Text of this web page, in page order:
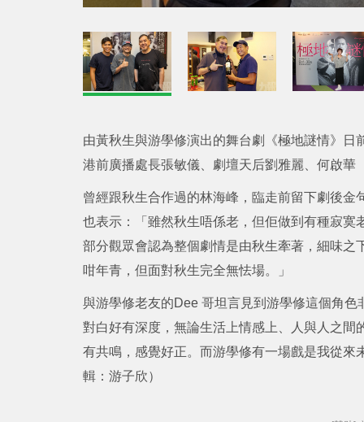
由黃秋生與游學修演出的舞台劇《極地謎情》
港前廣播處長張敏儀、劇壇天后劉雅麗、何啟華
曾經跟秋生合作過的林海峰，臨走前留下劇後
也表示：「雖然秋生唔係老，但佢做到有種寂
部分觀眾會認為整個劇情是由秋生牽著，細味
咁年青，但面對秋生完全無怯場。」
與游學修老友的Dee 哥坦言見到游學修這個角
對白好有深度，無論生活上情感上、人與人之
有共鳴，感覺好正。而游學修有一場戲是我從
輯：游子欣）